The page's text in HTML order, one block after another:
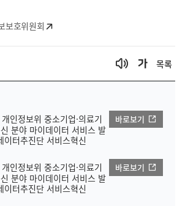
보호위원회
목록
인정보위 중소기업·의료기
분야 마이데이터 서비스 발
이터추진단 서비스혁신
바로보기
인정보위 중소기업·의료기
분야 마이데이터 서비스 발
이터추진단 서비스혁신
바로보기